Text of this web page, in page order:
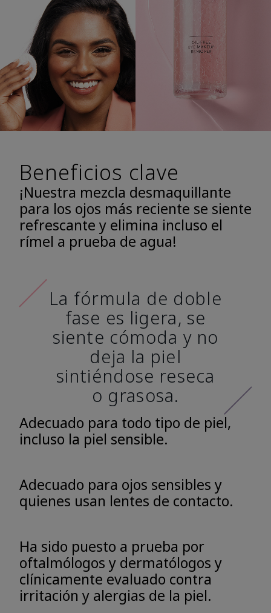
Beneficios clave
¡Nuestra mezcla desmaquillante
para los ojos más reciente se siente
refrescante y elimina incluso el
rímel a prueba de agua!
La fórmula de doble
fase es ligera, se
siente cómoda y no
deja la piel
sintiéndose reseca
o grasosa.
Adecuado para todo tipo de piel,
incluso la piel sensible.
Adecuado para ojos sensibles y
quienes usan lentes de contacto.
Ha sido puesto a prueba por
oftalmólogos y dermatólogos y
clínicamente evaluado contra
irritación y alergias de la piel.